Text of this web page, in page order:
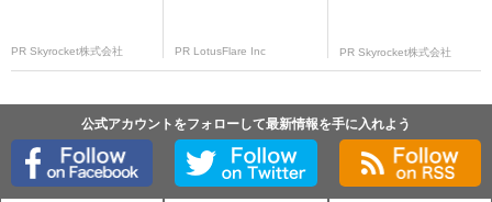
PR Skyrocket株式会社 PR LotusFlare Inc PR Skyrocket株式会社
公式アカウントをフォローして最新情報を手に入れよう